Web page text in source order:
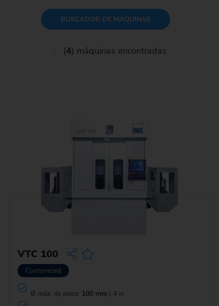
BUSCADOR DE MÁQUINAS
(4) máquinas encontradas
VTC 100
Customized
Ø máx. de pieza: 100 mm | 4 in